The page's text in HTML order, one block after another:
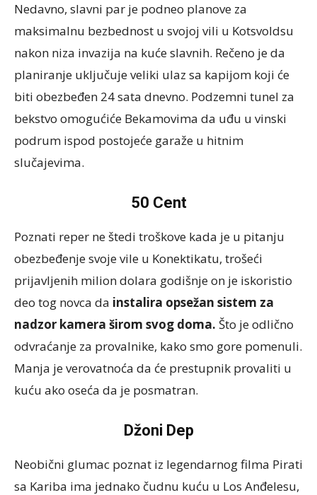
Nedavno, slavni par je podneo planove za
maksimalnu bezbednost u svojoj vili u Kotsvoldsu
nakon niza invazija na kuće slavnih. Rečeno je da
planiranje uključuje veliki ulaz sa kapijom koji će
biti obezbeđen 24 sata dnevno. Podzemni tunel za
bekstvo omogućiće Bekamovima da uđu u vinski
podrum ispod postojeće garaže u hitnim
slučajevima.
50 Cent
Poznati reper ne štedi troškove kada je u pitanju
obezbeđenje svoje vile u Konektikatu, trošeći
prijavljenih milion dolara godišnje on je iskoristio
deo tog novca da instalira opsežan sistem za
nadzor kamera širom svog doma. Što je odlično
odvraćanje za provalnike, kako smo gore pomenuli.
Manja je verovatnoća da će prestupnik provaliti u
kuću ako oseća da je posmatran.
Džoni Dep
Neobični glumac poznat iz legendarnog filma Pirati
sa Kariba ima jednako čudnu kuću u Los Anđelesu,